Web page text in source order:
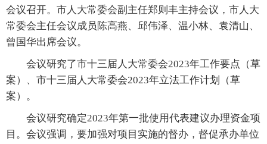
会议召开。市人大常委会副主任郑则丰主持会议，市人大
常委会主任会议成员陈高燕、邱伟泽、温小林、袁清山、
曾国华出席会议。
会议研究了市十三届人大常委会2023年工作要点（草
案）、市十三届人大常委会2023年立法工作计划（草
案）。
会议研究确定2023年第一批使用代表建议办理资金项
目。会议强调，要加强对项目实施的督办，督促承办单位